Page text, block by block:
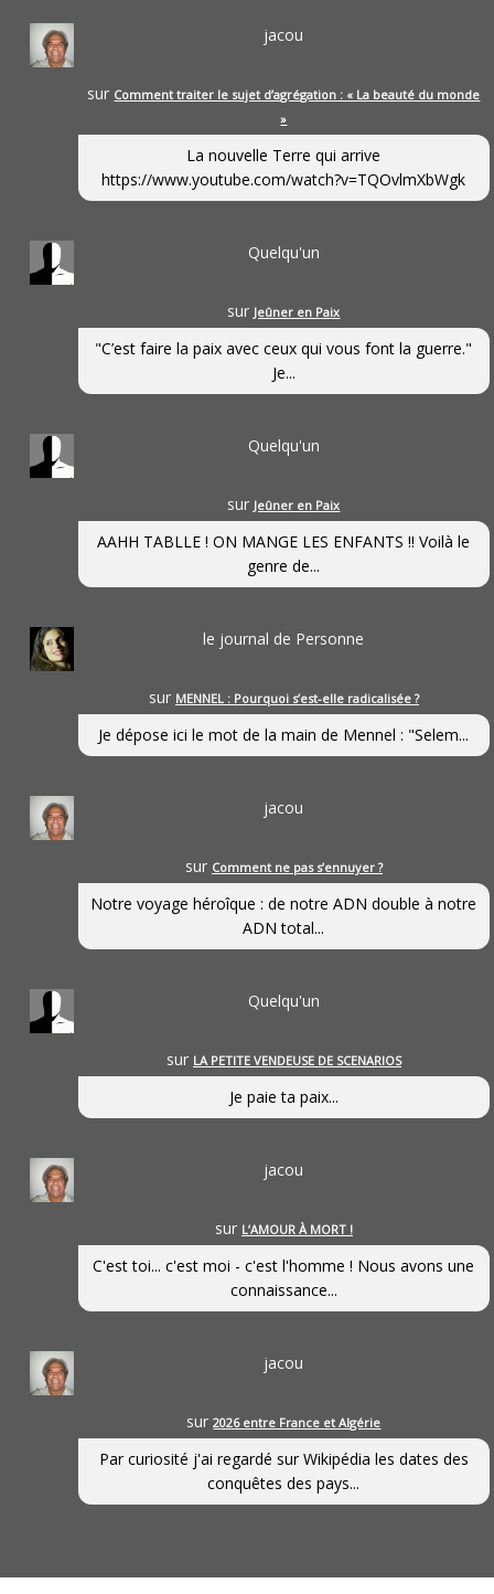
jacou
sur Comment traiter le sujet d’agrégation : « La beauté du monde
»
La nouvelle Terre qui arrive
https://www.youtube.com/watch?v=TQOvlmXbWgk
Quelqu'un
sur Jeûner en Paix
"C’est faire la paix avec ceux qui vous font la guerre."
Je...
Quelqu'un
sur Jeûner en Paix
AAHH TABLLE ! ON MANGE LES ENFANTS !! Voilà le
genre de...
le journal de Personne
sur MENNEL : Pourquoi s’est-elle radicalisée ?
Je dépose ici le mot de la main de Mennel : "Selem...
jacou
sur Comment ne pas s’ennuyer ?
Notre voyage héroîque : de notre ADN double à notre
ADN total...
Quelqu'un
sur LA PETITE VENDEUSE DE SCENARIOS
Je paie ta paix...
jacou
sur L’AMOUR À MORT !
C'est toi... c'est moi - c'est l'homme ! Nous avons une
connaissance...
jacou
sur2026 entre France et Algérie
Par curiosité j'ai regardé sur Wikipédia les dates des
conquêtes des pays...